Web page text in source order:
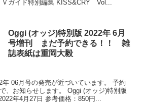
Ｖガイド特別編集 KISS&CRY Vol...
Oggi (オッジ)特別版 2022年 6月
号増刊 まだ予約できる！！ 雑
誌表紙は重岡大毅
06月号の発売が近づいています。 予約
、お知らせします。 Oggi (オッジ)特別版
年4月27日 参考価格：850円...